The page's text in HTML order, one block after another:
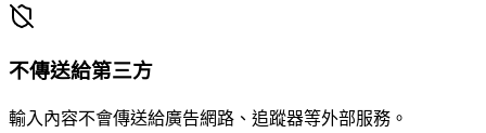
不傳送給第三方
輸入內容不會傳送給廣告網路、追蹤器等外部服務。